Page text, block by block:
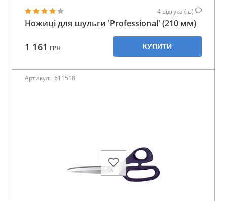
4 відгука (ів)
Ножиці для шульги 'Professional' (210 мм)
1 161 ГРН КУПИТИ
Артикул: 611518